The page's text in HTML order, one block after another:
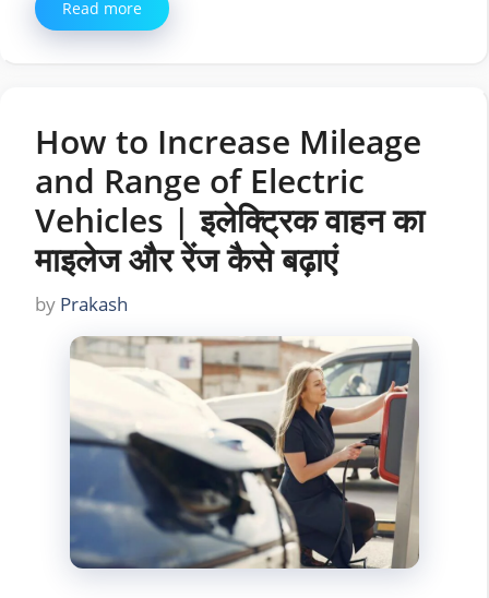
Read more
How to Increase Mileage
and Range of Electric
Vehicles | इलेक्ट्रिक वाहन का
माइलेज और रेंज कैसे बढ़ाएं
by Prakash